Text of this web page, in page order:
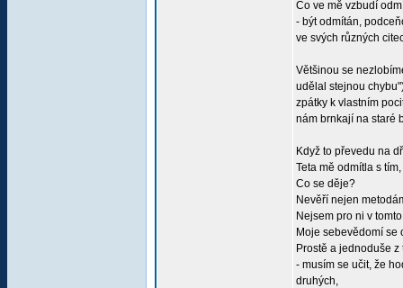
Co ve mě vzbudí
- být odmítán,
ve svých různých
Většinou se
udělal stejnou
zpátky k vlastním
nám brnkají na staré
Když to převedu na
Teta mě odmítla s
Co se děje?
Nevěří nejen
Nejsem pro ni v
Moje sebevědomí se
Prostě a jednoduše z
- musím se učit, že
druhých,